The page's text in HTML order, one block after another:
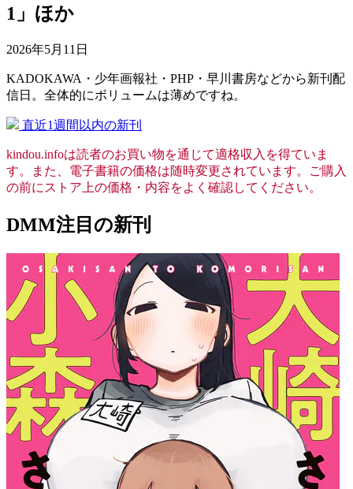
1」ほか
2026年5月11日
KADOKAWA・少年画報社・PHP・早川書房などから新刊配
信日。全体的にボリュームは薄めですね。
直近1週間以内の新刊
kindou.infoは読者のお買い物を通じて適格収入を得ていま
す。また、電子書籍の価格は随時変更されています。ご購入
の前にストア上の価格・内容をよく確認してください。
DMM注目の新刊